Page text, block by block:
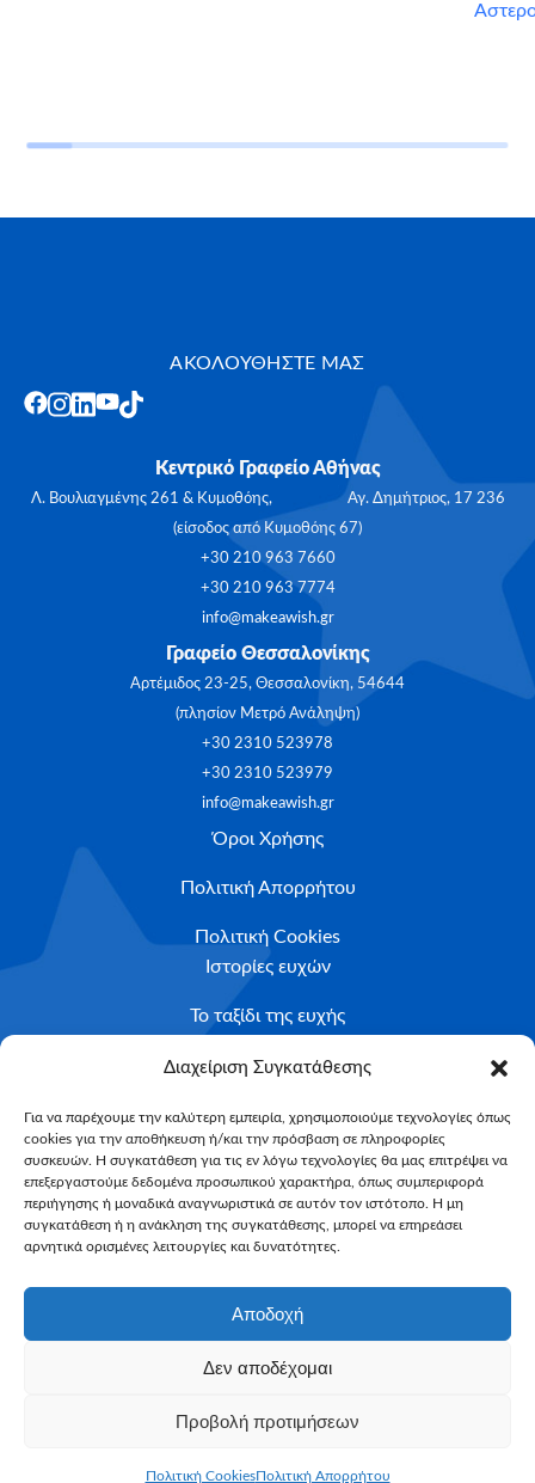
Διαχείριση Συγκατάθεσης
Για να παρέχουμε την καλύτερη εμπειρία, χρησιμοποιούμε τεχνολογίες όπως
cookies για την αποθήκευση ή/και την πρόσβαση σε πληροφορίες
συσκευών. Η συγκατάθεση για τις εν λόγω τεχνολογίες θα μας επιτρέψει να
επεξεργαστούμε δεδομένα προσωπικού χαρακτήρα, όπως συμπεριφορά
περιήγησης ή μοναδικά αναγνωριστικά σε αυτόν τον ιστότοπο. Η μη
συγκατάθεση ή η ανάκληση της συγκατάθεσης, μπορεί να επηρεάσει
αρνητικά ορισμένες λειτουργίες και δυνατότητες.
Αποδοχή
Δεν αποδέχομαι
Προβολή προτιμήσεων
Πολιτική CookiesΠολιτική Απορρήτου
ΑΚΟΛΟΥΘΗΣΤΕ ΜΑΣ
Κεντρικό Γραφείο Αθήνας
Λ. Βουλιαγμένης 261 & Κυμοθόης, Αγ. Δημήτριος, 17 236
(είσοδος από Κυμοθόης 67)
+30 210 963 7660
+30 210 963 7774
info@makeawish.gr
Γραφείο Θεσσαλονίκης
Αρτέμιδος 23-25, Θεσσαλονίκη, 54644
(πλησίον Μετρό Ανάληψη)
+30 2310 523978
+30 2310 523979
info@makeawish.gr
Όροι Χρήσης
Πολιτική Απορρήτου
Πολιτική Cookies
Ιστορίες ευχών
Το ταξίδι της ευχής
Κριτήρια Καταλληλότητας
Υποβολή Αιτήματος
NEWSLETTER
Email*
All Rights Reserved